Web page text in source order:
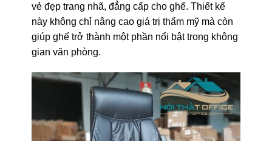
vẻ đẹp trang nhã, đẳng cấp cho ghế. Thiết kế
này không chỉ nâng cao giá trị thẩm mỹ mà còn
giúp ghế trở thành một phần nổi bật trong không
gian văn phòng.